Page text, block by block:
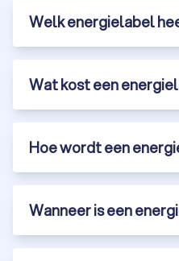
Welk energielabel
Wat kost een
Hoe wordt een
Wanneer is een